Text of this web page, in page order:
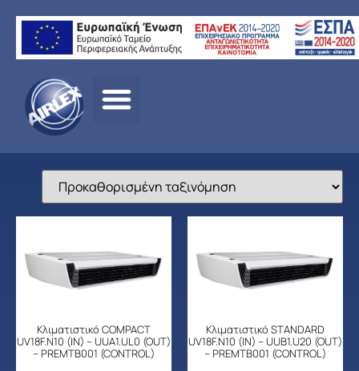
Αρχική
σελίδα/ΠΡΟΪΟΝΤΑ
Κλιματιστικό COMPACT
UV18F.N10 (IN) – UUA1.UL0 (OUT)
– PREMTB001 (CONTROL)
Κλιματιστικό STANDARD
UV18F.N10 (IN) – UUB1.U20 (OUT)
– PREMTB001 (CONTROL)